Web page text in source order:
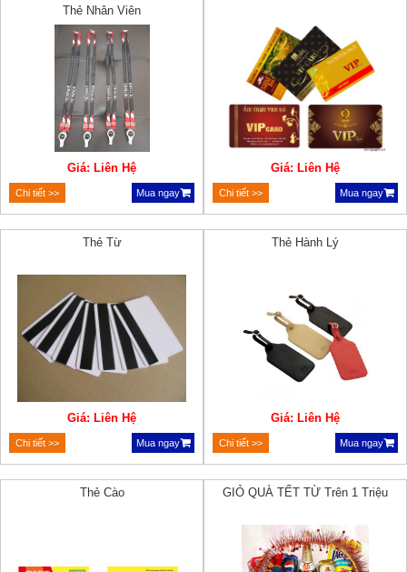
Thẻ Nhân Viên
Giá: Liên Hệ
Chi tiết >> Mua ngay
Giá: Liên Hệ
Chi tiết >> Mua ngay
Thẻ Từ
Giá: Liên Hệ
Chi tiết >> Mua ngay
Thẻ Hành Lý
Giá: Liên Hệ
Chi tiết >> Mua ngay
Thẻ Cào GIỎ QUÀ TẾT TỪ Trên 1 Triệu